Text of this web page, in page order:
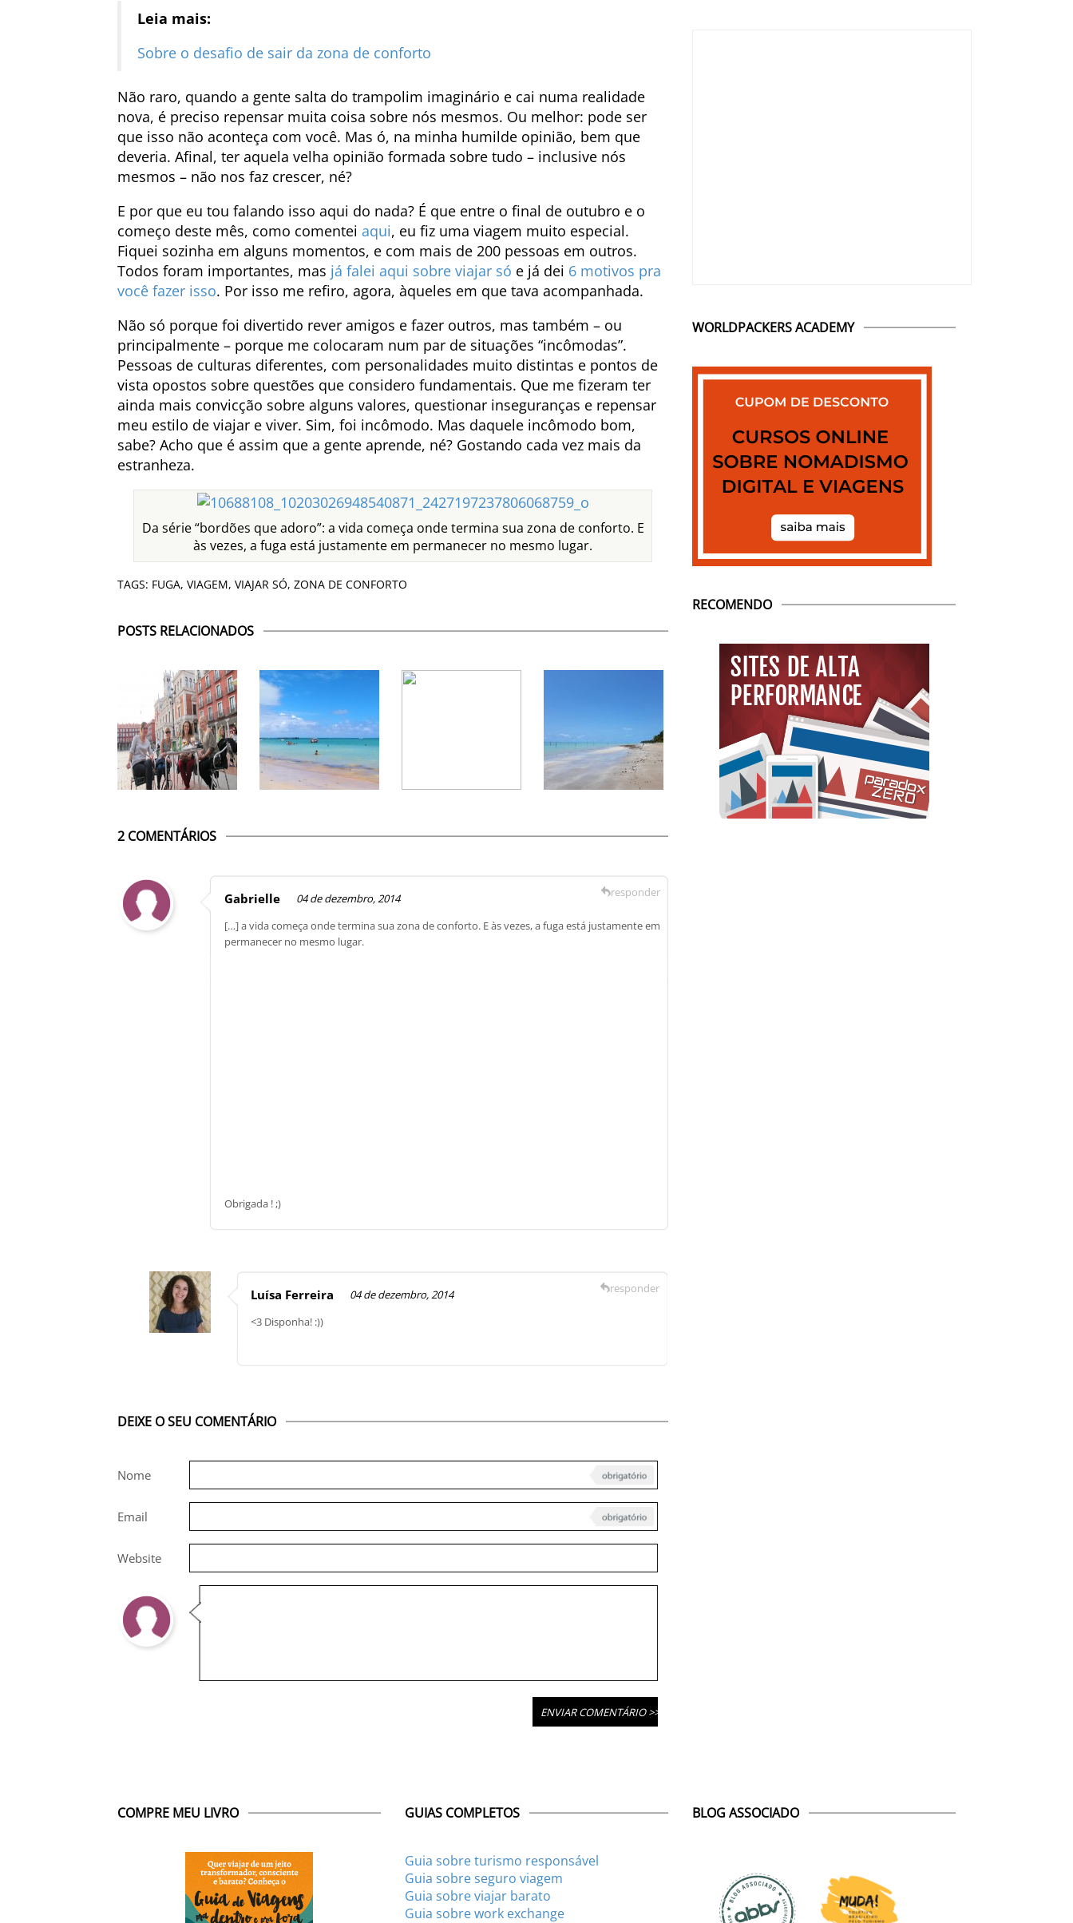
Leia mais:
Sobre o desafio de sair da zona de conforto
Não raro, quando a gente salta do trampolim imaginário e cai numa realidade
nova, é preciso repensar muita coisa sobre nós mesmos. Ou melhor: pode ser
que isso não aconteça com você. Mas ó, na minha humilde opinião, bem que
deveria. Afinal, ter aquela velha opinião formada sobre tudo – inclusive nós
mesmos – não nos faz crescer, né?
E por que eu tou falando isso aqui do nada? É que entre o final de outubro e o
começo deste mês, como comentei aqui, eu fiz uma viagem muito especial.
Fiquei sozinha em alguns momentos, e com mais de 200 pessoas em outros.
Todos foram importantes, mas já falei aqui sobre viajar só e já dei 6 motivos pra
você fazer isso. Por isso me refiro, agora, àqueles em que tava acompanhada.
Não só porque foi divertido rever amigos e fazer outros, mas também – ou
principalmente – porque me colocaram num par de situações “incômodas”.
Pessoas de culturas diferentes, com personalidades muito distintas e pontos de
vista opostos sobre questões que considero fundamentais. Que me fizeram ter
ainda mais convicção sobre alguns valores, questionar inseguranças e repensar
meu estilo de viajar e viver. Sim, foi incômodo. Mas daquele incômodo bom,
sabe? Acho que é assim que a gente aprende, né? Gostando cada vez mais da
estranheza.
Da série “bordões que adoro”: a vida começa onde termina sua zona de conforto. E
às vezes, a fuga está justamente em permanecer no mesmo lugar.
TAGS: FUGA, VIAGEM, VIAJAR SÓ, ZONA DE CONFORTO
POSTS RELACIONADOS
2 COMENTÁRIOS
Gabrielle
04 de dezembro, 2014
[…] a vida começa onde termina sua zona de conforto. E às vezes, a fuga está justamente em
permanecer no mesmo lugar.
Obrigada ! ;)
responder
Luísa Ferreira
04 de dezembro, 2014
<3 Disponha! :))
responder
DEIXE O SEU COMENTÁRIO
Nome
Email
Website
WORLDPACKERS ACADEMY
RECOMENDO
COMPRE MEU LIVRO GUIAS COMPLETOS
Guia sobre turismo responsável
Guia sobre seguro viagem
Guia sobre viajar barato
Guia sobre work exchange
BLOG ASSOCIADO